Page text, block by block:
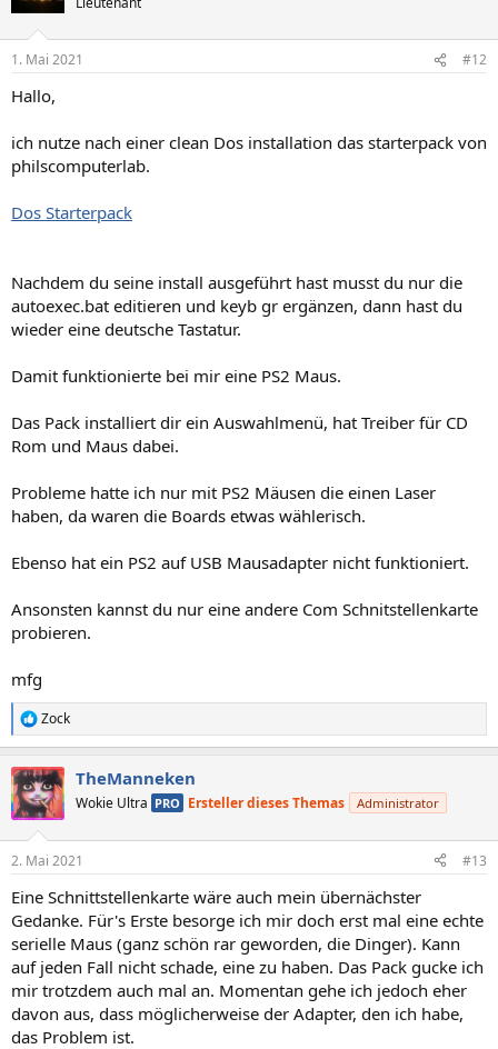
1. Mai 2021 #12
Hallo,
ich nutze nach einer clean Dos installation das starterpack von
philscomputerlab.
Dos Starterpack
Nachdem du seine install ausgeführt hast musst du nur die
autoexec.bat editieren und keyb gr ergänzen, dann hast du
wieder eine deutsche Tastatur.
Damit funktionierte bei mir eine PS2 Maus.
Das Pack installiert dir ein Auswahlmenü, hat Treiber für CD
Rom und Maus dabei.
Probleme hatte ich nur mit PS2 Mäusen die einen Laser
haben, da waren die Boards etwas wählerisch.
Ebenso hat ein PS2 auf USB Mausadapter nicht funktioniert.
Ansonsten kannst du nur eine andere Com Schnitstellenkarte
probieren.
mfg
R
e
k
t
i
e
:
Zock
TheManneken
Wokie Ultra PRO Ersteller dieses Themas Administrator
2. Mai 2021 #13
Eine Schnittstellenkarte wäre auch mein übernächster
Gedanke. Für's Erste besorge ich mir doch erst mal eine echte
serielle Maus (ganz schön rar geworden, die Dinger). Kann
auf jeden Fall nicht schade, eine zu haben. Das Pack gucke ich
mir trotzdem auch mal an. Momentan gehe ich jedoch eher
davon aus, dass möglicherweise der Adapter, den ich habe,
das Problem ist.